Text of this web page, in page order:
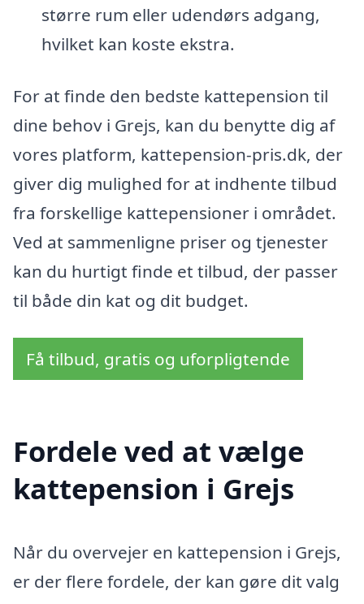
større rum eller udendørs adgang,
hvilket kan koste ekstra.
For at finde den bedste kattepension til
dine behov i Grejs, kan du benytte dig af
vores platform, kattepension-pris.dk, der
giver dig mulighed for at indhente tilbud
fra forskellige kattepensioner i området.
Ved at sammenligne priser og tjenester
kan du hurtigt finde et tilbud, der passer
til både din kat og dit budget.
Få tilbud, gratis og uforpligtende
Fordele ved at vælge
kattepension i Grejs
Når du overvejer en kattepension i Grejs,
er der flere fordele, der kan gøre dit valg